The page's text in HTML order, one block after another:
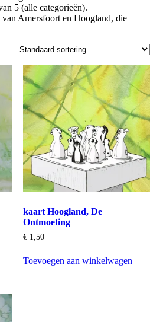
5 (alle categorieën).
Amersfoort en Hoogland, die
kaart Hoogland, De
Ontmoeting
€1,50
Toevoegen aan winkelwagen